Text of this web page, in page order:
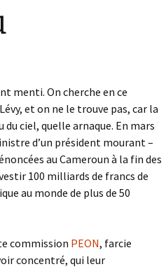
menti. On cherche en ce
et on ne le trouve pas, car la
ciel, quelle arnaque. En mars
d’un président mourant –
au Cameroun à la fin des
100 milliards de francs de
au monde de plus de 50
commission PEON, farcie
concentré, qui leur